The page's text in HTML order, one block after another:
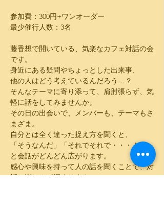
参加費：300円+ワンオーダー
最少催行人数：3名
藤香想で開いている、気楽なカフェ対話の会
です。
身近にある疑問やちょっとした出来事、
他の人はどう考えているんだろう…？
そんなテーマに寄り添って、肩肘張らず、気
軽に話をしてみませんか。
その日の出会いで、メンバーも、テーマもさ
まざま。
自分とは全く違った捉え方を聞くと、
「そうなんだ」「それでそれで・・・！」
と会話がどんどん広がります。
感心や興味を持って人の話を聞くことで、対
話の楽しみが深まります。